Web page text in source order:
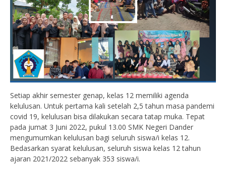
Setiap akhir semester genap, kelas 12 memiliki agenda
kelulusan. Untuk pertama kali setelah 2,5 tahun masa pandemi
covid 19, kelulusan bisa dilakukan secara tatap muka. Tepat
pada jumat 3 Juni 2022, pukul 13.00 SMK Negeri Dander
mengumumkan kelulusan bagi seluruh siswa/i kelas 12.
Bedasarkan syarat kelulusan, seluruh siswa kelas 12 tahun
ajaran 2021/2022 sebanyak 353 siswa/i.